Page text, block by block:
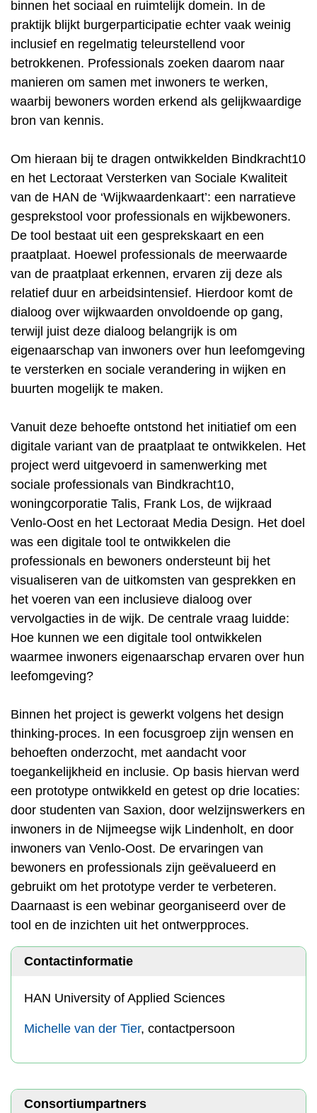
binnen het sociaal en ruimtelijk domein. In de
praktijk blijkt burgerparticipatie echter vaak weinig
inclusief en regelmatig teleurstellend voor
betrokkenen. Professionals zoeken daarom naar
manieren om samen met inwoners te werken,
waarbij bewoners worden erkend als gelijkwaardige
bron van kennis.
Om hieraan bij te dragen ontwikkelden Bindkracht10
en het Lectoraat Versterken van Sociale Kwaliteit
van de HAN de ‘Wijkwaardenkaart’: een narratieve
gesprekstool voor professionals en wijkbewoners.
De tool bestaat uit een gesprekskaart en een
praatplaat. Hoewel professionals de meerwaarde
van de praatplaat erkennen, ervaren zij deze als
relatief duur en arbeidsintensief. Hierdoor komt de
dialoog over wijkwaarden onvoldoende op gang,
terwijl juist deze dialoog belangrijk is om
eigenaarschap van inwoners over hun leefomgeving
te versterken en sociale verandering in wijken en
buurten mogelijk te maken.
Vanuit deze behoefte ontstond het initiatief om een
digitale variant van de praatplaat te ontwikkelen. Het
project werd uitgevoerd in samenwerking met
sociale professionals van Bindkracht10,
woningcorporatie Talis, Frank Los, de wijkraad
Venlo-Oost en het Lectoraat Media Design. Het doel
was een digitale tool te ontwikkelen die
professionals en bewoners ondersteunt bij het
visualiseren van de uitkomsten van gesprekken en
het voeren van een inclusieve dialoog over
vervolgacties in de wijk. De centrale vraag luidde:
Hoe kunnen we een digitale tool ontwikkelen
waarmee inwoners eigenaarschap ervaren over hun
leefomgeving?
Binnen het project is gewerkt volgens het design
thinking-proces. In een focusgroep zijn wensen en
behoeften onderzocht, met aandacht voor
toegankelijkheid en inclusie. Op basis hiervan werd
een prototype ontwikkeld en getest op drie locaties:
door studenten van Saxion, door welzijnswerkers en
inwoners in de Nijmeegse wijk Lindenholt, en door
inwoners van Venlo-Oost. De ervaringen van
bewoners en professionals zijn geëvalueerd en
gebruikt om het prototype verder te verbeteren.
Daarnaast is een webinar georganiseerd over de
tool en de inzichten uit het ontwerpproces.
Contactinformatie
HAN University of Applied Sciences
Michelle van der Tier, contactpersoon
Consortiumpartners